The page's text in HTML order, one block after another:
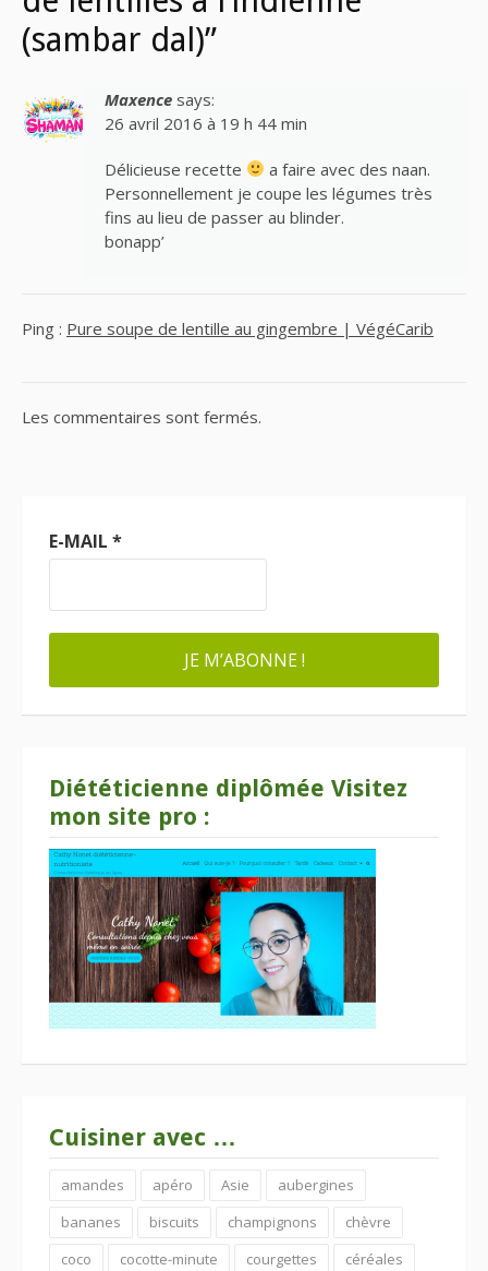
(sambar dal)”
Maxence says:
26 avril 2016 à 19 h 44 min
Délicieuse recette
a faire avec des naan.
Personnellement je coupe les légumes très
fins au lieu de passer au blinder.
bonapp’
Ping : Pure soupe de lentille au gingembre | VégéCarib
Les commentaires sont fermés.
E-MAIL *
Diététicienne diplômée Visitez
mon site pro :
Cuisiner avec …
amandes apéro Asie
aubergines
bananes
biscuits champignons
chèvre
coco
cocotte-minute courgettes
céréales